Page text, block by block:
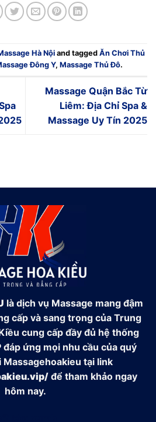
Hà Nộiand tagged Ăn Chơi Thủ
Đông Y, Massage Thủ Đô.
Massage Quận Bắc Từ
Liêm: Địa Chỉ Spa &
Massage Uy Tín 2025
là dịch vụ Massage mang đậm
cấp và sang trọng của Trung
cung cấp đầy đủ hệ thống
đáp ứng mọi nhu cầu của quý
Massagehoakieu tại link
để tham khảo ngay
hôm nay.